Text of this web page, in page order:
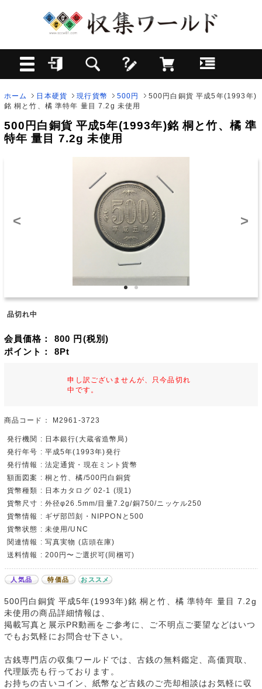
ホーム 日本硬貨 現行貨幣 500円
500円白銅貨 平成5年(1993年)
銘 桐と竹、橘 準特年 量目 7.2g 未使用
500円白銅貨 平成5年(1993年)銘 桐と竹、橘 準
特年 量目 7.2g 未使用
< >
品切れ中
会員価格： 800 円(税別)
ポイント： 8Pt
申し訳ございませんが、只今品切れ
中です。
商品コード： M2961-3723
発行機関 : 日本銀行(大蔵省造幣局)
発行年号 : 平成5年(1993年)発行
発行情報 : 法定通貨・現在ミント貨幣
額面図案 : 桐と竹、橘/500円白銅貨
貨幣種類 : 日本カタログ 02-1 (現1)
貨幣尺寸 : 外径φ26.5mm/目量7.2g/銅750/ニッケル250
貨幣情報 : ギザ部凹刻・NIPPONと500
貨幣状態 : 未使用/UNC
関連情報 : 写真実物 (店頭在庫)
送料情報 : 200円〜ご選択可(同梱可)
人気品 特価品 おススメ
500円白銅貨 平成5年(1993年)銘 桐と竹、橘 準特年 量目 7.2g
未使用の商品詳細情報は、
掲載写真と展示PR動画をご参考に、ご不明点ご要望などはいつ
でもお気軽にお問合せ下さい。
古銭専門店の収集ワールドでは、古銭の無料鑑定、高価買取、
代理販売も行っております。
お持ちの古いコイン、紙幣など古銭のご売却相談はお気軽に収